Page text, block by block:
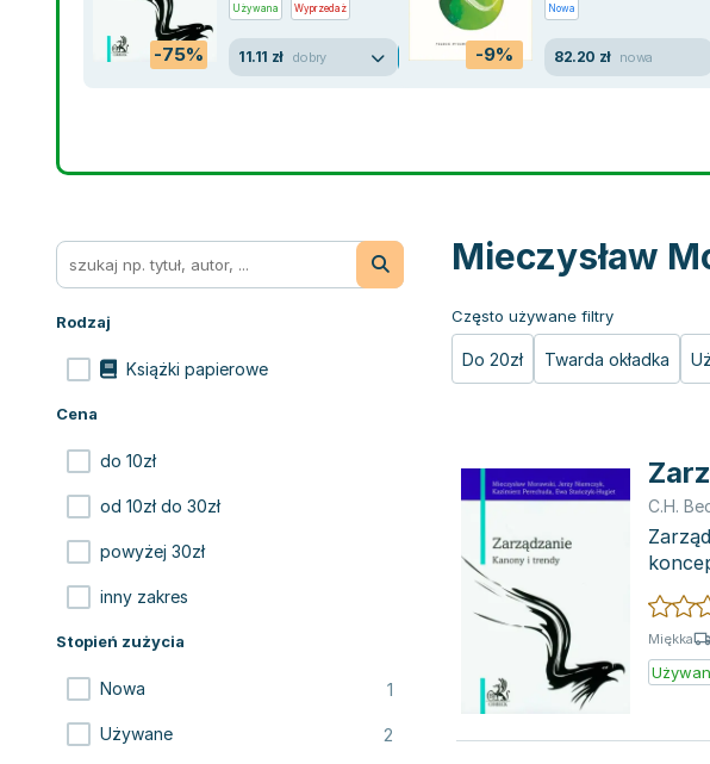
-75%
Używana Wyprzedaż
11.11 zł dobry -9%
Nowa
82.20 zł nowa
Rodzaj
Książki papierowe
Cena
do 10zł
od 10zł do 30zł
powyżej 30zł
inny zakres
Stopień zużycia
Nowa 1
Używane 2
Mieczysław
Często używane filtry
Do 20zł Twarda okładka
C.H.
Miękka